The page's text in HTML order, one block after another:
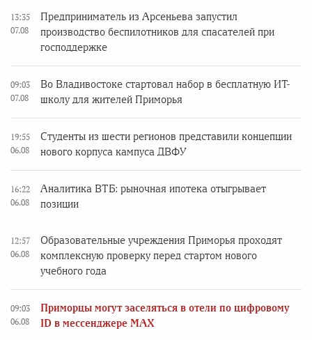
13:35
07.08
Предприниматель из Арсеньева запустил
производство беспилотников для спасателей при
господдержке
09:03
07.08
Во Владивостоке стартовал набор в бесплатную ИТ-
школу для жителей Приморья
19:55
06.08
Студенты из шести регионов представили концепции
нового корпуса кампуса ДВФУ
16:22
06.08
Аналитика ВТБ: рыночная ипотека отыгрывает
позиции
12:57
06.08
Образовательные учреждения Приморья проходят
комплексную проверку перед стартом нового
учебного года
09:03
06.08
Приморцы могут заселяться в отели по цифровому
ID в мессенджере MAX